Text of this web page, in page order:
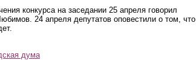
конкурса на заседании 25 апреля говорил
24 апреля депутатов оповестили о том, что
дума